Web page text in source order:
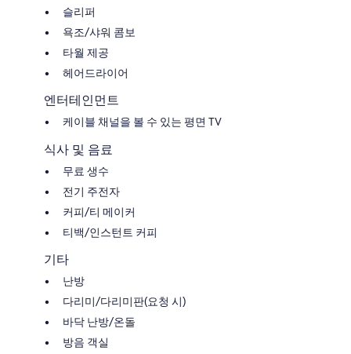
슬리퍼
욕조/샤워 콤보
타월 제공
헤어드라이어
엔터테인먼트
케이블 채널을 볼 수 있는 평면 TV
식사 및 음료
무료 생수
전기 주전자
커피/티 메이커
티백/인스턴트 커피
기타
난방
다리미/다리미판(요청 시)
바닥 난방/온돌
방음 객실